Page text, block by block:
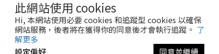
此網站使用 cookies
Hi, 本網站使用必要 cookies 和追蹤型 cookies 以確保
網站服務，後者將在獲得你的同意後才會執行追蹤。 了
解更多
設定偏好
同意並繼續